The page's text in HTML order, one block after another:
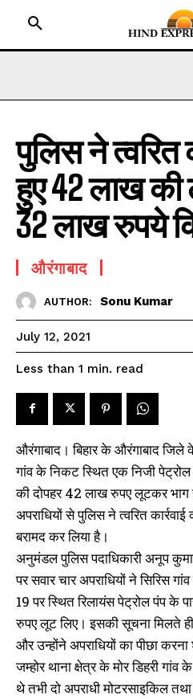
HOME
BIHAR
JHARKHAND
UTTAR PRADESH
MADHYA PRADESH
INTERNATIONAL
NATIONAL NEWS
CRIME NEWS
SPORTS NEWS
TECH NEWS
TOURISM NEWS
SAHITYA
SEE
पुलिस ने त्वरित
हुए 42 लाख
32 लाख रुपये
औरंगाबाद
AUTHOR: Sonu Kumar
July 12, 2021
Less than 1 min. read
औरंगाबाद। बिहार के औरंगाबाद जिले
गांव के निकट स्थित एक निजी
की दोपहर 42 लाख रुपए लूटकर भाग
अपराधियों से पुलिस ने त्वरित
बरामद कर लिया है।
अनुमंडल पुलिस पदाधिकारी अनूप
पर सवार चार अपराधियों ने सिरिस
19 पर स्थित रिलायंस पेट्रोल पंप
रुपए लूट लिए। इसकी सूचना मिलते
और उन्होंने अपराधियों का पीछा
जम्होर थाना क्षेत्र के मोर डिहरी गांव
थे तभी दो अपराधी मोटरसाइकिल